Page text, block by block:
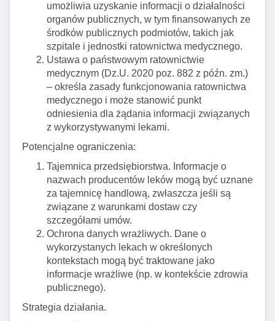
umożliwia uzyskanie informacji o działalności
organów publicznych, w tym finansowanych ze
środków publicznych podmiotów, takich jak
szpitale i jednostki ratownictwa medycznego.
Ustawa o państwowym ratownictwie
medycznym (Dz.U. 2020 poz. 882 z późn. zm.)
– określa zasady funkcjonowania ratownictwa
medycznego i może stanowić punkt
odniesienia dla żądania informacji związanych
z wykorzystywanymi lekami.
Potencjalne ograniczenia:
Tajemnica przedsiębiorstwa. Informacje o
nazwach producentów leków mogą być uznane
za tajemnicę handlową, zwłaszcza jeśli są
związane z warunkami dostaw czy
szczegółami umów.
Ochrona danych wrażliwych. Dane o
wykorzystanych lekach w określonych
kontekstach mogą być traktowane jako
informacje wrażliwe (np. w kontekście zdrowia
publicznego).
Strategia działania.